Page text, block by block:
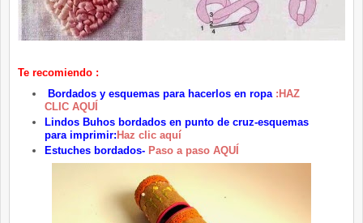
Te recomiendo :
Bordados y esquemas para hacerlos en ropa :HAZ
CLIC AQUÍ
Lindos Buhos bordados en punto de cruz-esquemas
para imprimir: Haz clic aquí
Estuches bordados- Paso a paso AQUÍ